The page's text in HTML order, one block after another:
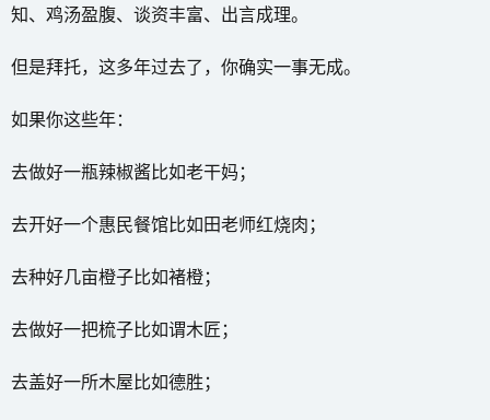
知、鸡汤盈腹、谈资丰富、出言成理。
但是拜托，这多年过去了，你确实一事无成。
如果你这些年：
去做好一瓶辣椒酱比如老干妈；
去开好一个惠民餐馆比如田老师红烧肉；
去种好几亩橙子比如褚橙；
去做好一把梳子比如谓木匠；
去盖好一所木屋比如德胜；